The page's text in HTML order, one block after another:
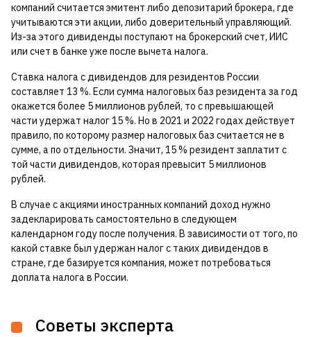
компаний считается эмитент либо депозитарий брокера, где
учитываются эти акции, либо доверительный управляющий.
Из-за этого дивиденды поступают на брокерский счет, ИИС
или счет в банке уже после вычета налога.
Ставка налога с дивидендов для резидентов России
составляет 13 %. Если сумма налоговых баз резидента за год
окажется более 5 миллионов рублей, то с превышающей
части удержат налог 15 %. Но в 2021 и 2022 годах действует
правило, по которому размер налоговых баз считается не в
сумме, а по отдельности. Значит, 15 % резидент заплатит с
той части дивидендов, которая превысит 5 миллионов
рублей.
В случае с акциями иностранных компаний доход нужно
задекларировать самостоятельно в следующем
календарном году после получения. В зависимости от того, по
какой ставке был удержан налог с таких дивидендов в
стране, где базируется компания, может потребоваться
доплата налога в России.
Советы эксперта